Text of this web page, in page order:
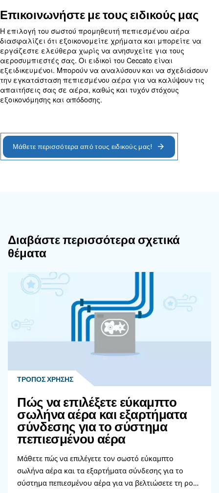
Διαθεσιμότητα: Μια πλήρης εγκατάσταση
μπορεί να απαιτεί περισσότερα και διαφορετικά
ανταλλακτικά. Μπορεί επίσης να θέλετε να
τους πλησιέστερους προμηθευτές
εγκατάσταση πεπιεσμένου αέρα μπορεί να
αποτελείται από σωλήνες. Χρειάζεστε κάποιον
Είναι πάντα έτοιμοι να σας υποστηρίξουν με το
εξυπηρέτησης μετά την πώληση. Αυτό
προμηθευτή αεροσυμπιεστών που να προσφέρει
γκάμα αεροσυμπιεστών και συμπληρωματικού
χρειάζεστε τη σωστή τεχνογνωσία. Αυτό
σχεδιασμό της εγκατάστασης με τη σωστή πίεση
αέρα. Οι συνεργάτες της Ceccato έχουν τη γνώση
παρέχουν την εγκατάσταση πεπιεσμένου αέρα
στις ανάγκες του συστήματος παραγωγής σας.
αποτύπωμα: Εάν αναζητάτε έναν
προσφέρει μια εξαιρετικά βιώσιμη εγκατάσταση
αέρα, είστε στο σωστό μέρος. Τα μηχανήματά μας
βελτιώνονται συνεχώς ως προς την απόδοση,
αυξημένη απόδοση με χαμηλότερο κόστος
ελεγκτές μας σας παρέχουν αναφορές κόστους
και προσφέρουμε ένα σύστημα
θερμότητας που προέρχεται από τη συμπίεση.
την ευκαιρία να κάνετε την εγκατάσταση